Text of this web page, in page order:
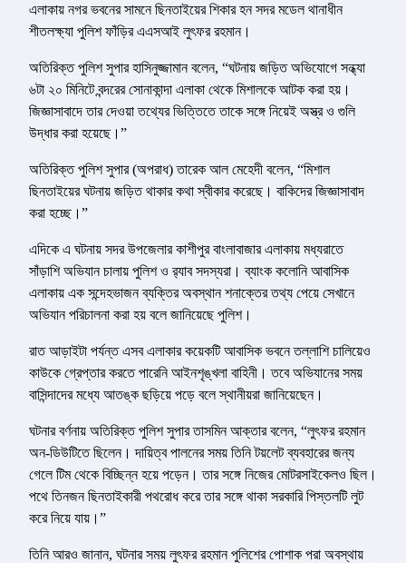
এলাকায় নগর ভবনের সামনে ছিনতাইয়ের শিকার হন সদর মডেল থানাধীন
শীতলক্ষ্যা পুলিশ ফাঁড়ির এএসআই লুৎফর রহমান।
অতিরিক্ত পুলিশ সুপার হাসিনুজ্জামান বলেন, “ঘটনায় জড়িত অভিযোগে সন্ধ্যা
৬টা ২০ মিনিটে বন্দরের সোনাকান্দা এলাকা থেকে মিশালকে আটক করা হয়।
জিজ্ঞাসাবাদে তার দেওয়া তথ্যের ভিত্তিতে তাকে সঙ্গে নিয়েই অস্ত্র ও গুলি
উদ্ধার করা হয়েছে।”
অতিরিক্ত পুলিশ সুপার (অপরাধ) তারেক আল মেহেদী বলেন, “মিশাল
ছিনতাইয়ের ঘটনায় জড়িত থাকার কথা স্বীকার করেছে। বাকিদের জিজ্ঞাসাবাদ
করা হচ্ছে।”
এদিকে এ ঘটনায় সদর উপজেলার কাশীপুর বাংলাবাজার এলাকায় মধ্যরাতে
সাঁড়াশি অভিযান চালায় পুলিশ ও র‍্যাব সদস্যরা। ব্যাংক কলোনি আবাসিক
এলাকায় এক সন্দেহভাজন ব্যক্তির অবস্থান শনাক্তের তথ্য পেয়ে সেখানে
অভিযান পরিচালনা করা হয় বলে জানিয়েছে পুলিশ।
রাত আড়াইটা পর্যন্ত এসব এলাকার কয়েকটি আবাসিক ভবনে তল্লাশি চালিয়েও
কাউকে গ্রেপ্তার করতে পারেনি আইনশৃঙ্খলা বাহিনী। তবে অভিযানের সময়
বাসিন্দাদের মধ্যে আতঙ্ক ছড়িয়ে পড়ে বলে স্থানীয়রা জানিয়েছেন।
ঘটনার বর্ণনায় অতিরিক্ত পুলিশ সুপার তাসমিন আক্তার বলেন, “লুৎফর রহমান
অন-ডিউটিতে ছিলেন। দায়িত্ব পালনের সময় তিনি টয়লেট ব্যবহারের জন্য
গেলে টিম থেকে বিচ্ছিন্ন হয়ে পড়েন। তার সঙ্গে নিজের মোটরসাইকেলও ছিল।
পথে তিনজন ছিনতাইকারী পথরোধ করে তার সঙ্গে থাকা সরকারি পিস্তলটি লুট
করে নিয়ে যায়।”
তিনি আরও জানান, ঘটনার সময় লুৎফর রহমান পুলিশের পোশাক পরা অবস্থায়